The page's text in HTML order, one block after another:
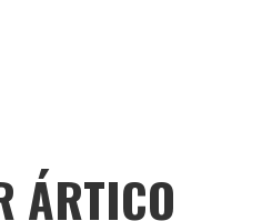
ÁRTICO